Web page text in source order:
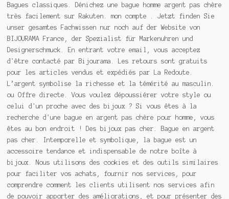
Bagues classiques. Dénichez une bague homme argent pas chère
très facilement sur Rakuten. mon compte . Jetzt finden Sie
unser gesamtes Fachwissen nur noch auf der Website von
BIJOURAMA France, der Spezialist für Markenuhren und
Designerschmuck. En entrant votre email, vous acceptez
d'être contacté par Bijourama. Les retours sont gratuits
pour les articles vendus et expédiés par La Redoute.
L’argent symbolise la richesse et la témérité au masculin.
ou Offre directe. Vous voulez dépoussiérer votre style ou
celui d'un proche avec des bijoux ? Si vous êtes à la
recherche d'une bague en argent pas chère pour homme, vous
êtes au bon endroit ! Des bijoux pas cher. Bague en argent
pas cher. Intemporelle et symbolique, la bague est un
accessoire tendance et indispensable de notre boîte à
bijoux. Nous utilisons des cookies et des outils similaires
pour faciliter vos achats, fournir nos services, pour
comprendre comment les clients utilisent nos services afin
de pouvoir apporter des améliorations, et pour présenter des